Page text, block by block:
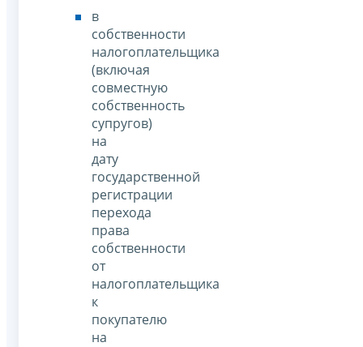
в
собственности
налогоплательщика
(включая
совместную
собственность
супругов)
на
дату
государственной
регистрации
перехода
права
собственности
от
налогоплательщика
к
покупателю
на